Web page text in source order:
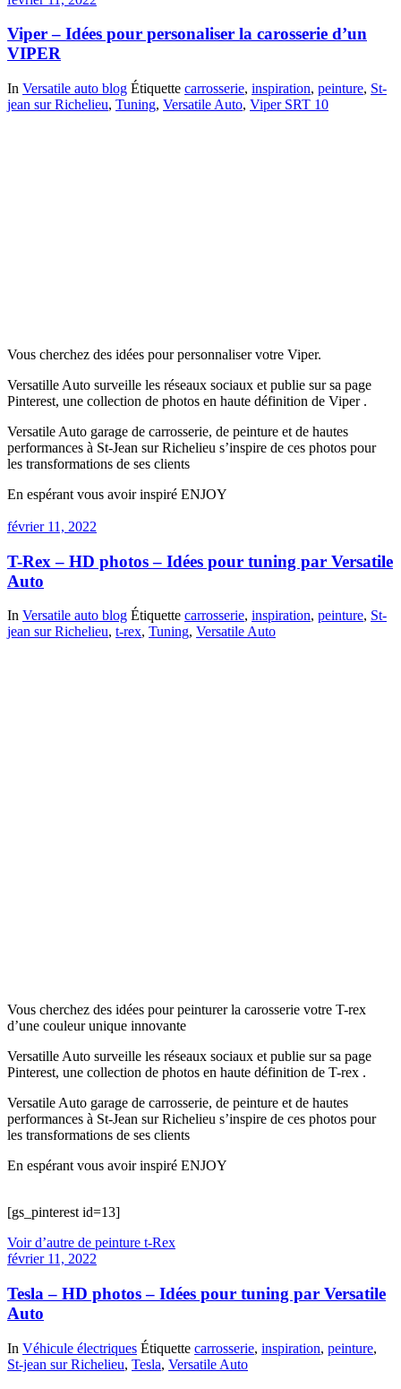
Viper – Idées pour personaliser la carosserie d’un
VIPER
In Versatile auto blog Étiquette carrosserie, inspiration, peinture, St-
jean sur Richelieu, Tuning, Versatile Auto, Viper SRT 10
Vous cherchez des idées pour personnaliser votre Viper.
Versatille Auto surveille les réseaux sociaux et publie sur sa page
Pinterest, une collection de photos en haute définition de Viper .
Versatile Auto garage de carrosserie, de peinture et de hautes
performances à St-Jean sur Richelieu s’inspire de ces photos pour
les transformations de ses clients
En espérant vous avoir inspiré ENJOY
février 11, 2022
T-Rex – HD photos – Idées pour tuning par Versatile
Auto
In Versatile auto blog Étiquette carrosserie, inspiration, peinture, St-
jean sur Richelieu, t-rex, Tuning, Versatile Auto
Vous cherchez des idées pour peinturer la carosserie votre T-rex
d’une couleur unique innovante
Versatille Auto surveille les réseaux sociaux et publie sur sa page
Pinterest, une collection de photos en haute définition de T-rex .
Versatile Auto garage de carrosserie, de peinture et de hautes
performances à St-Jean sur Richelieu s’inspire de ces photos pour
les transformations de ses clients
En espérant vous avoir inspiré ENJOY
[gs_pinterest id=13]
Voir d’autre de peinture t-Rex
février 11, 2022
Tesla – HD photos – Idées pour tuning par Versatile
Auto
In Véhicule électriques Étiquette carrosserie, inspiration, peinture,
St-jean sur Richelieu, Tesla, Versatile Auto